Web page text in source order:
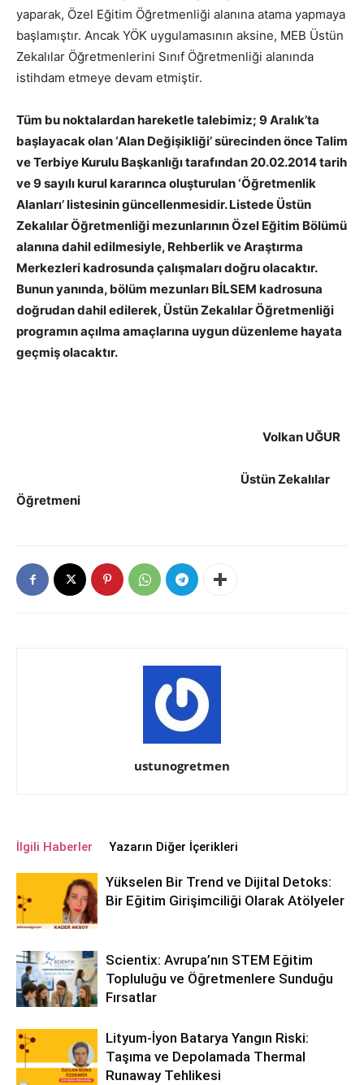
yaparak, Özel Eğitim Öğretmenliği alanına atama yapmaya
başlamıştır. Ancak YÖK uygulamasının aksine, MEB Üstün
Zekalılar Öğretmenlerini Sınıf Öğretmenliği alanında
istihdam etmeye devam etmiştir.
Tüm bu noktalardan hareketle talebimiz; 9 Aralık’ta
başlayacak olan ‘Alan Değişikliği’ sürecinden önce Talim
ve Terbiye Kurulu Başkanlığı tarafından 20.02.2014 tarih
ve 9 sayılı kurul kararınca oluşturulan ‘Öğretmenlik
Alanları’ listesinin güncellenmesidir. Listede Üstün
Zekalılar Öğretmenliği mezunlarının Özel Eğitim Bölümü
alanına dahil edilmesiyle, Rehberlik ve Araştırma
Merkezleri kadrosunda çalışmaları doğru olacaktır.
Bunun yanında, bölüm mezunları BİLSEM kadrosuna
doğrudan dahil edilerek, Üstün Zekalılar Öğretmenliği
programın açılma amaçlarına uygun düzenleme hayata
geçmiş olacaktır.
Volkan UĞUR
Üstün Zekalılar
Öğretmeni
ustunogretmen
İlgili Haberler Yazarın Diğer İçerikleri
Yükselen Bir Trend ve Dijital Detoks:
Bir Eğitim Girişimciliği Olarak Atölyeler
Scientix: Avrupa’nın STEM Eğitim
Topluluğu ve Öğretmenlere Sunduğu
Fırsatlar
Lityum-İyon Batarya Yangın Riski:
Taşıma ve Depolamada Thermal
Runaway Tehlikesi